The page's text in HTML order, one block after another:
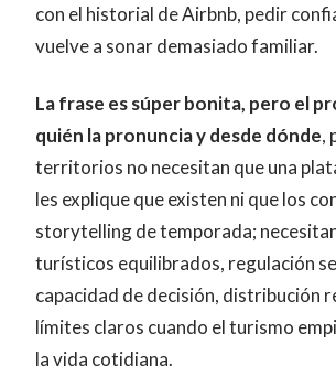
con el historial de Airbnb, pedir
vuelve a sonar demasiado familiar.
La frase es súper bonita, pero el
quién la pronuncia y desde dónde,
territorios no necesitan que una
les explique que existen ni que los
storytelling de temporada;
turísticos equilibrados, regulación
capacidad de decisión, distribución
límites claros cuando el turismo
la vida cotidiana.